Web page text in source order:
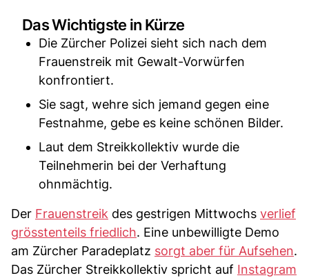
Das Wichtigste in Kürze
Die Zürcher Polizei sieht sich nach dem
Frauenstreik mit Gewalt-Vorwürfen
konfrontiert.
Sie sagt, wehre sich jemand gegen eine
Festnahme, gebe es keine schönen Bilder.
Laut dem Streikkollektiv wurde die
Teilnehmerin bei der Verhaftung
ohnmächtig.
Der Frauenstreik des gestrigen Mittwochs verlief
grösstenteils friedlich. Eine unbewilligte Demo
am Zürcher Paradeplatz sorgt aber für Aufsehen.
Das Zürcher Streikkollektiv spricht auf Instagram